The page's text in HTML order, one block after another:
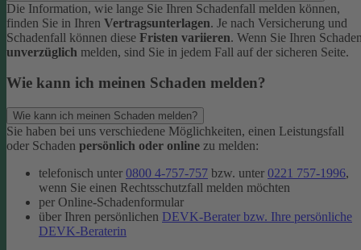
Die Information, wie lange Sie Ihren Schadenfall melden können,
finden Sie in Ihren Vertragsunterlagen. Je nach Versicherung und
Schadenfall können diese Fristen variieren. Wenn Sie Ihren
unverzüglich melden, sind Sie in jedem Fall auf der sicheren Seite.
Wie kann ich meinen Schaden melden?
Wie kann ich meinen Schaden melden?
Sie haben bei uns verschiedene Möglichkeiten, einen Leistungsfall
oder Schaden persönlich oder online zu melden:
telefonisch unter 0800 4-757-757 bzw. unter 0221 757-1996,
wenn Sie einen Rechtsschutzfall melden möchten
per Online-Schadenformular
über Ihren persönlichen DEVK-Berater bzw. Ihre persönliche
DEVK-Beraterin